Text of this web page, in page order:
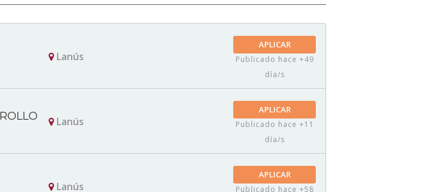
Lanús
APLICAR
Publicado hace +49
día/s
Lanús
APLICAR
Publicado hace +11
día/s
Lanús
APLICAR
Publicado hace +58